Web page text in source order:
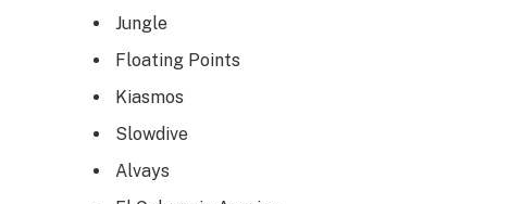
Jungle
Floating Points
Kiasmos
Slowdive
Alvays